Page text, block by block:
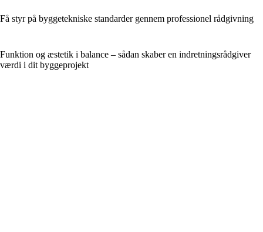
Få styr på byggetekniske standarder gennem professionel rådgivning
Funktion og æstetik i balance – sådan skaber en indretningsrådgiver
værdi i dit byggeprojekt